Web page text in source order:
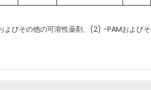
びその他の可溶性薬剤、(2) -PAMおよび